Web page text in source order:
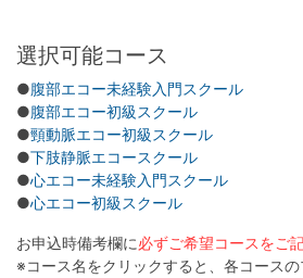
選択可能コース
●腹部エコー未経験入門スクール
●腹部エコー初級スクール
●頸動脈エコー初級スクール
●下肢静脈エコースクール
●心エコー未経験入門スクール
●心エコー初級スクール
お申込時備考欄に必ずご希望コースをご
※コース名をクリックすると、各コース